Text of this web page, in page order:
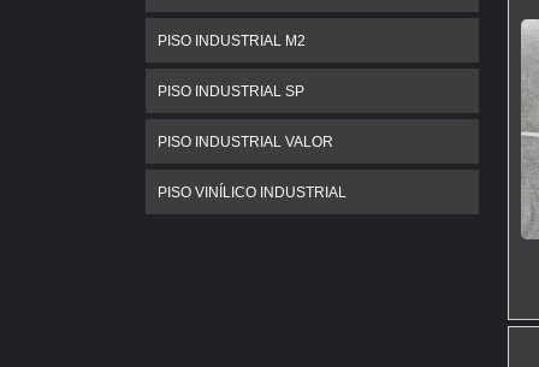
PISO INDUSTRIAL M2
PISO INDUSTRIAL SP
PISO INDUSTRIAL VALOR
PISO VINÍLICO INDUSTRIAL